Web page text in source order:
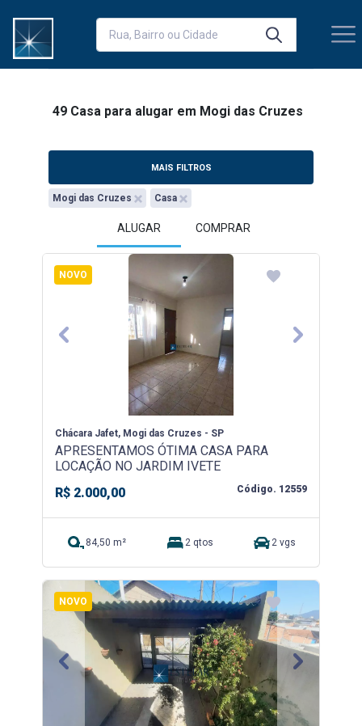
49 Casa para alugar em Mogi das Cruzes
MAIS FILTROS
Mogi das Cruzes Casa
ALUGAR COMPRAR
NOVO
Previous Next
Chácara Jafet, Mogi das Cruzes - SP
APRESENTAMOS ÓTIMA CASA PARA
LOCAÇÃO NO JARDIM IVETE
R$ 2.000,00
Código. 12559
84,50 m² 2 qtos 2 vgs
NOVO
Previous Next